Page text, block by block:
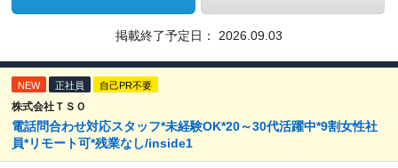
掲載終了予定日： 2026.09.03
NEW 正社員 自己PR不要
株式会社ＴＳＯ
電話問合わせ対応スタッフ*未経験OK*20～30代活躍中*9割女性社
員*リモート可*残業なし/inside1